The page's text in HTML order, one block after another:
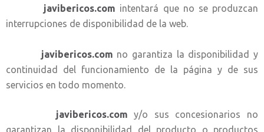
javibericos.com intentará que no se produzcan
interrupciones de disponibilidad de la web.
javibericos.com no garantiza la disponibilidad y
continuidad del funcionamiento de la página y de sus
servicios en todo momento.
javibericos.com y/o sus concesionarios no
garantizan la disponibilidad del producto o productos